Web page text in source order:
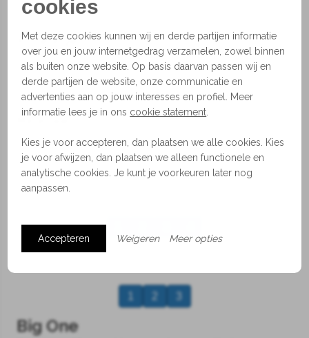
uiteindelijke positionering van de lamp mogelijk.
Afmetingen
ø29,5 (26,5 cm hoog)
Eventueel ook beschikbaar als set van 3 of 5
pendels.
Handgeblazen glas en metaal
De kleur van het glas en koord kunnen aangepast
worden.
Big One
cookies
Met deze cookies kunnen wij en derde partijen informatie
over jou en jouw internetgedrag verzamelen, zowel binnen
als buiten onze website. Op basis daarvan passen wij en
derde partijen de website, onze communicatie en
advertenties aan op jouw interesses en profiel. Meer
informatie lees je in ons cookie statement
Kies je voor accepteren, dan plaatsen we alle cookies. Kies
je voor afwijzen, dan plaatsen we alleen functionele en
analytische cookies. Je kunt je voorkeuren later nog
aanpassen.
Accepteren Weigeren Meer opties